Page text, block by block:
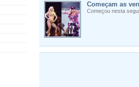
Começam as
Começou nesta